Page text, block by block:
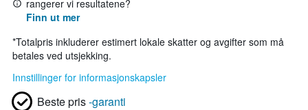
rangerer vi resultatene?
Finn ut mer
*Totalpris inkluderer estimert lokale skatter og avgifter som må
betales ved utsjekking.
Innstillinger for informasjonskapsler
Beste pris-garanti